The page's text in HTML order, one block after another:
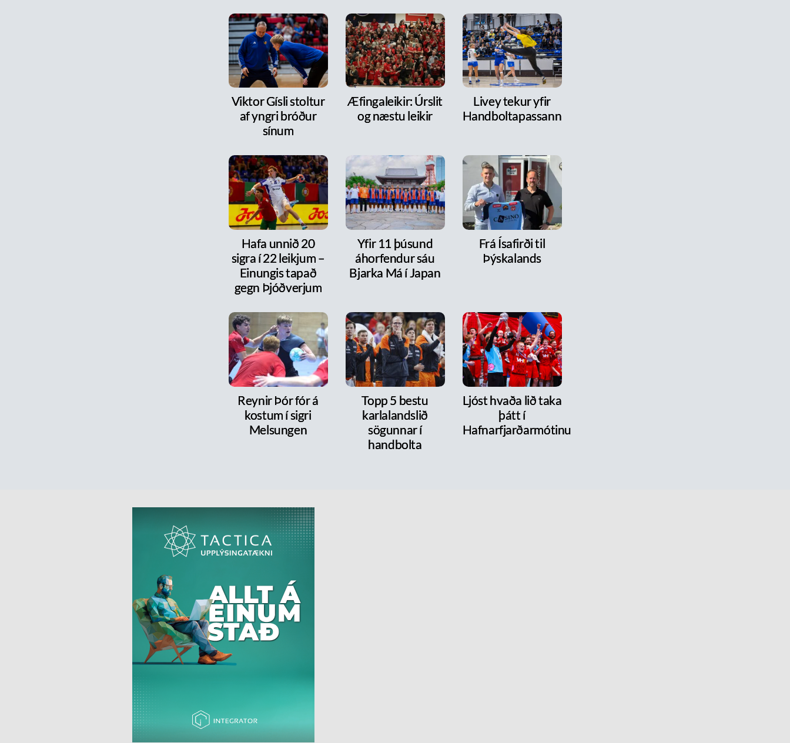
Viktor Gísli stoltur
af yngri bróður
sínum
Æfingaleikir: Úrslit
og næstu leikir
Livey tekur yfir
Handboltapassann
Hafa unnið 20
sigra í 22 leikjum –
Einungis tapað
gegn Þjóðverjum
Yfir 11 þúsund
áhorfendur sáu
Bjarka Má í Japan
Frá Ísafirði til
Þýskalands
Reynir Þór fór á
kostum í sigri
Melsungen
Topp 5 bestu
karlalandslið
sögunnar í
handbolta
Ljóst hvaða lið taka
þátt í
Hafnarfjarðarmótinu